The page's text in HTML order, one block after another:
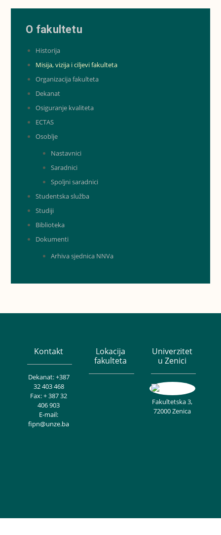
O fakultetu
Historija
Misija, vizija i ciljevi fakulteta
Organizacija fakulteta
Dekanat
Osiguranje kvaliteta
ECTAS
Osoblje
Nastavnici
Saradnici
Spoljni saradnici
Studentska služba
Studiji
Biblioteka
Dokumenti
Arhiva sjednica NNVa
Kontakt
Dekanat: +387
32 403 468
Fax: + 387 32
406 903
E-mail:
fipn@unze.ba
Lokacija
fakulteta
Univerzitet
u Zenici
Fakultetska 3,
72000 Zenica